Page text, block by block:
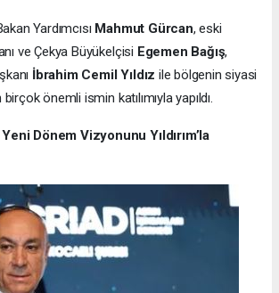
Yardımcısı Mahmut Gürcan, eski
ve Çekya Büyükelçisi Egemen Bağış,
İbrahim Cemil Yıldız ile bölgenin siyasi
önemli ismin katılımıyla yapıldı.
Dönem Vizyonunu Yıldırım’la